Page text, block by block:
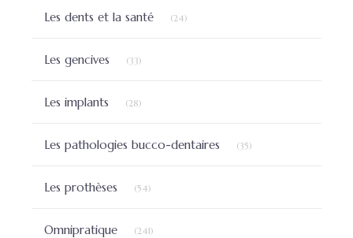
Les dents et la santé (24)
Les gencives (33)
Les implants (28)
Les pathologies bucco-dentaires (35)
Les prothèses (54)
Omnipratique (241)